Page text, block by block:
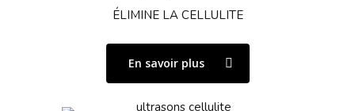
ÉLIMINE LA CELLULITE
En savoir plus